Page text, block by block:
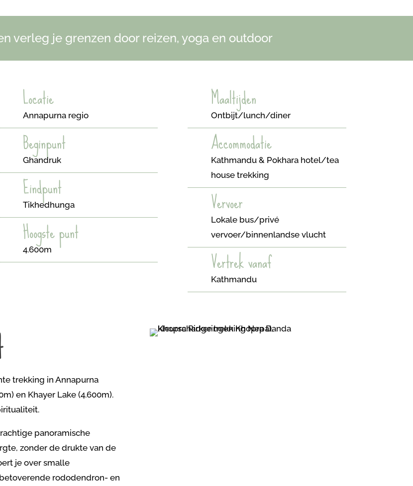
verleg je grenzen door reizen, yoga en outdoor
Locatie
Annapurna regio
Beginpunt
Ghandruk
Eindpunt
Tikhedhunga
Hoogste punt
4.600m
Maaltijden
Ontbijt/lunch/diner
Accommodatie
Kathmandu & Pokhara hotel/tea
house trekking
Vervoer
Lokale bus/privé
vervoer/binnenlandse vlucht
Vertrek vanaf
Kathmandu
trekking in Annapurna
en Khayer Lake (4.600m).
panoramische
zonder de drukte van de
je over smalle
rododendron- en